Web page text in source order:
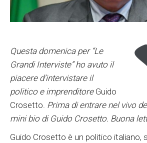
Questa domenica per “Le
Grandi Interviste” ho avuto il
piacere d’intervistare il
politico e imprenditore Guido
Crosetto. Prima di entrare nel vivo
mini bio di Guido Crosetto. Buona
Guido Crosetto è un politico italiano,